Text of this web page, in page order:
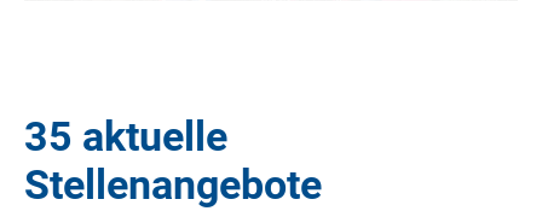
35 aktuelle
Stellenangebote